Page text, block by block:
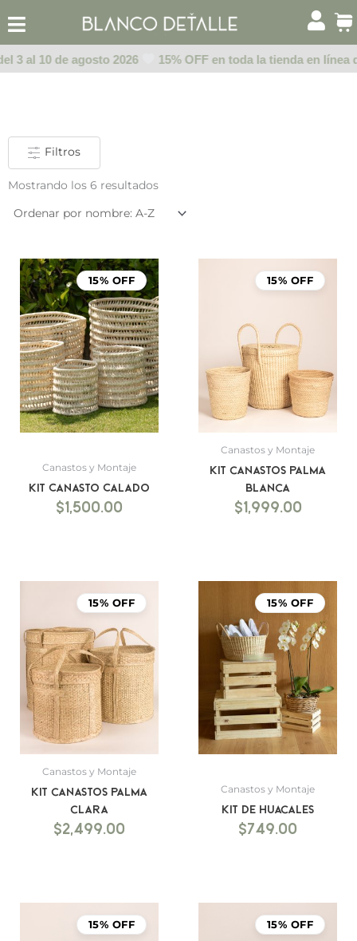
al
contenido
3 al 10 de agosto 2026 15% OFF en toda la tienda en línea
Filtros
Mostrando los 6 resultados
15% OFF
Canastos y Montaje
Kit Canasto Calado
$1,500.00
15% OFF
Canastos y Montaje
Kit canastos palma
blanca
$1,999.00
15% OFF
Canastos y Montaje
Kit canastos palma
clara
$2,499.00
15% OFF
Canastos y Montaje
Kit de Huacales
$749.00
15% OFF 15% OFF